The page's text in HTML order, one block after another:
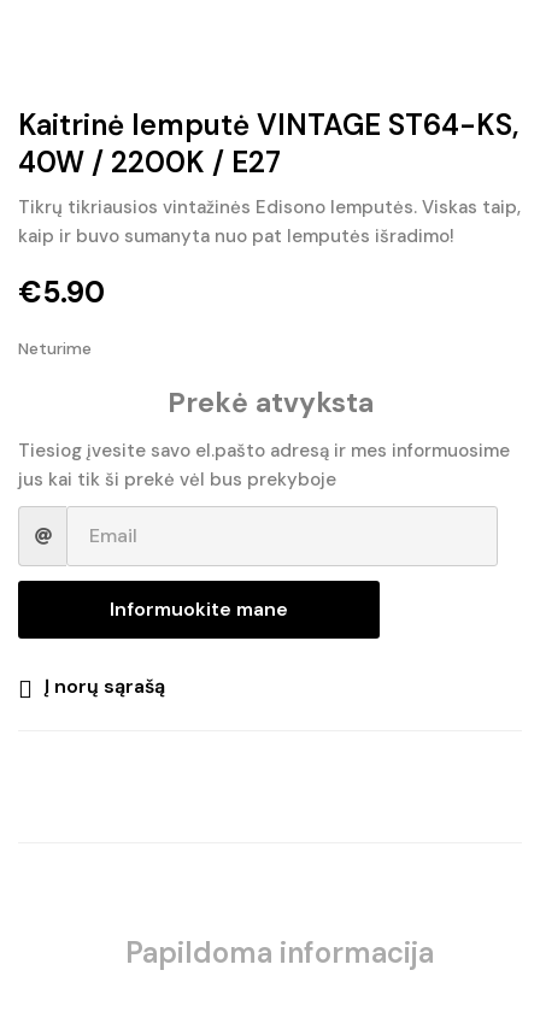
Kaitrinė lemputė VINTAGE ST64-KS,
40W / 2200K / E27
Tikrų tikriausios vintažinės Edisono lemputės. Viskas taip,
kaip ir buvo sumanyta nuo pat lemputės išradimo!
€5.90
Neturime
Prekė atvyksta
Tiesiog įvesite savo el.pašto adresą ir mes informuosime
jus kai tik ši prekė vėl bus prekyboje
Informuokite mane
Į norų sąrašą
Papildoma informacija